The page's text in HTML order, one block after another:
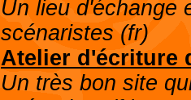
Un lieu d'échange
scénaristes (fr)
Atelier d'écriture
Un très bon site